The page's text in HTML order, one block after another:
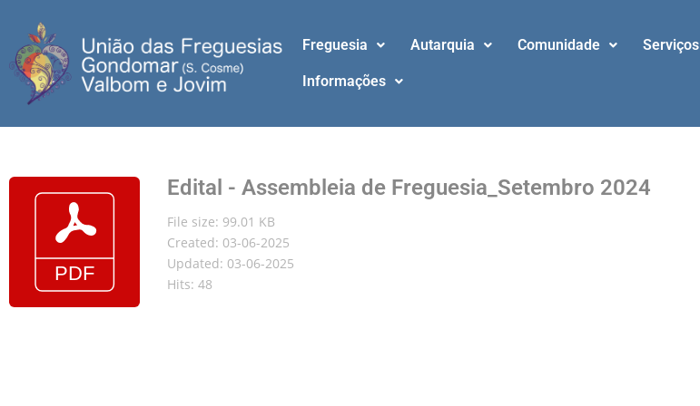
Freguesia Autarquia Comunidade Serviços
Informações
Edital - Assembleia de Freguesia_Setembro 2024
File size: 99.01 KB
Created: 03-06-2025
Updated: 03-06-2025
Hits: 48